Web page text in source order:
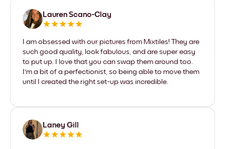
Lauren Scano-Clay
I am obsessed with our pictures from Mixtiles! They are
such good quality, look fabulous, and are super easy
to put up. I love that you can swap them around too.
I'm a bit of a perfectionist, so being able to move them
until I created the right set-up was incredible.
Laney Gill